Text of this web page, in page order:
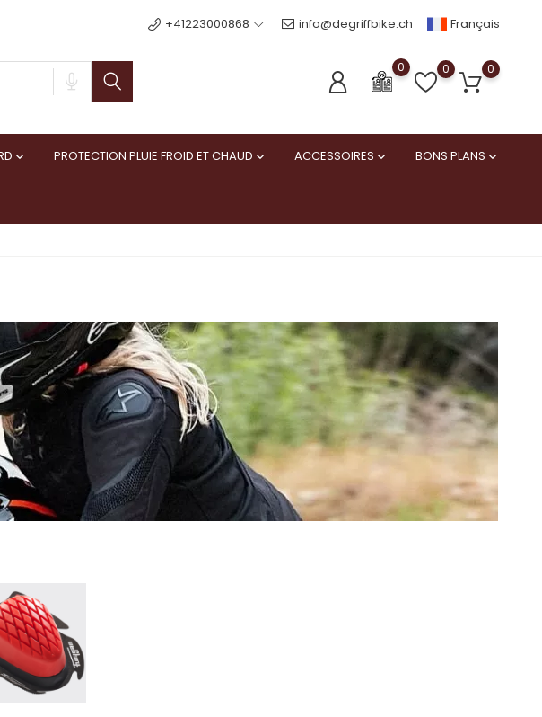
+41223000868 info@degriffbike.ch Français
0 0 0
 PROTECTION PLUIE FROID ET CHAUD  ACCESSOIRES  BONS PLANS 